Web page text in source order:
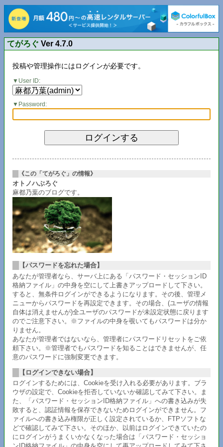
てがろぐ Ver 4.7.0
投稿や管理操作にはログインが必要です。
User ID:
Password:
《この「てがろぐ」の情報》
オトノハぶろぐ
麻都乃葉のブログです。
【パスワードを忘れた場合】
あなたが管理者なら、サーバ上にある「パスワード・セッションID
格納ファイル」の中身を空にして上書きアップロードして下さい。
すると、無条件ログインができるようになります。その後、管理メ
ニューからパスワードを再設定できます。その場合、(ユーザの情報
自体は消えませんが)全ユーザのパスワードが未設定状態に戻ります
のでご注意下さい。※ファイルの中身を覗いてもパスワードは分か
りません。
あなたが管理者ではないなら、管理者にパスワードリセットをご依
頼下さい。※管理者でもパスワードを知ることはできませんが、任
意のパスワードに強制変更できます。
【ログインできない場合】
ログインするためには、Cookieを受け入れる必要があります。ブラ
ウザの設定で、Cookieを拒否していないか確認してみて下さい。ま
た、「パスワード・セッションID格納ファイル」への書き込みが失
敗すると、認証情報を保存できないためログインができません。フ
ァイルへの書き込み権限が正しく設定されているか、FTPソフトな
どで確認してみて下さい。そのほか、以前はログインできていたの
にログインがうまくいかなくなった場合は「パスワード・セッショ